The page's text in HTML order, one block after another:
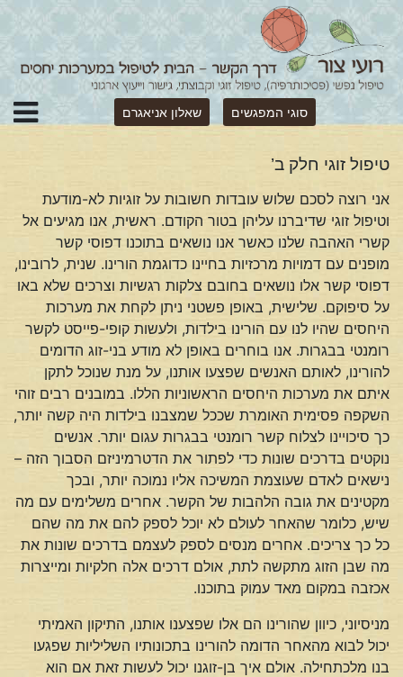
סוגי המפגשים שאלון אניאגרם
טיפול זוגי חלק ב’
אני רוצה לסכם שלוש עובדות חשובות על זוגיות לא-מודעת
וטיפול זוגי שדיברנו עליהן בטור הקודם. ראשית, אנו מגיעים אל
קשרי האהבה שלנו כאשר אנו נושאים בתוכנו דפוסי קשר
מופנים עם דמויות מרכזיות בחיינו כדוגמת הורינו. שנית, לרובינו,
דפוסי קשר אלו נושאים בחובם צלקות רגשיות וצרכים שלא באו
על סיפוקם. שלישית, באופן פשטני ניתן לקחת את מערכות
היחסים שהיו לנו עם הורינו בילדות, ולעשות קופי-פייסט לקשר
רומנטי בבגרות. אנו בוחרים באופן לא מודע בני-זוג הדומים
להורינו, לאותם האנשים שפצעו אותנו, על מנת שנוכל לתקן
איתם את מערכות היחסים הראשוניות הללו. במובנים רבים זוהי
השקפה פסימית האומרת שככל שמצבנו בילדות היה קשה יותר,
כך סיכויינו לצלוח קשר רומנטי בבגרות עגום יותר. אנשים
נוקטים בדרכים שונות כדי לפתור את הדטרמיניזם הסבוך הזה –
נישאים לאדם שעוצמת המשיכה אליו נמוכה יותר, ובכך
מקטינים את גובה הלהבות של הקשר. אחרים משלימים עם מה
שיש, כלומר שהאחר לעולם לא יוכל לספק להם את מה שהם
כל כך צריכים. אחרים מנסים לספק לעצמם בדרכים שונות את
מה שבן הזוג מתקשה לתת, אולם דרכים אלה חלקיות ומייצרות
אכזבה במקום מאד עמוק בתוכנו.
מניסיוני, כיוון שהורינו הם אלו שפצענו אותנו, התיקון האמיתי
יכול לבוא מהאחר הדומה להורינו בתכונותיו השליליות שפגעו
בנו מלכתחילה. אולם איך בן-זוגנו יכול לעשות זאת אם הוא